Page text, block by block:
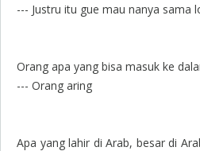
--- Justru itu gue mau nanya sama
Orang apa yang bisa masuk ke
--- Orang aring
Apa yang lahir di Arab, besar di